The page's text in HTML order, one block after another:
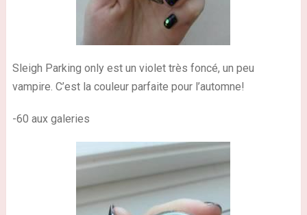
Sleigh Parking only est un violet très foncé, un peu
vampire. C’est la couleur parfaite pour l’automne!
-60 aux galeries